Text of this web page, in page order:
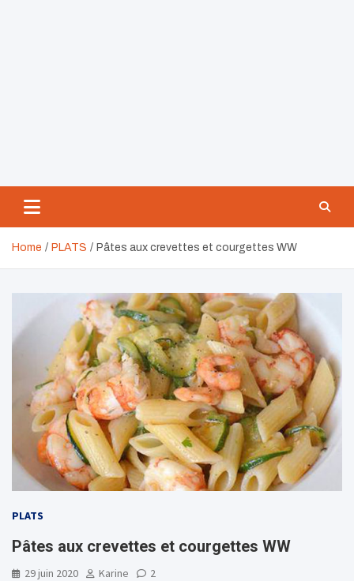
Home PLATS Pâtes aux crevettes et courgettes WW
PLATS
Pâtes aux crevettes et courgettes WW
29 juin 2020 Karine 2